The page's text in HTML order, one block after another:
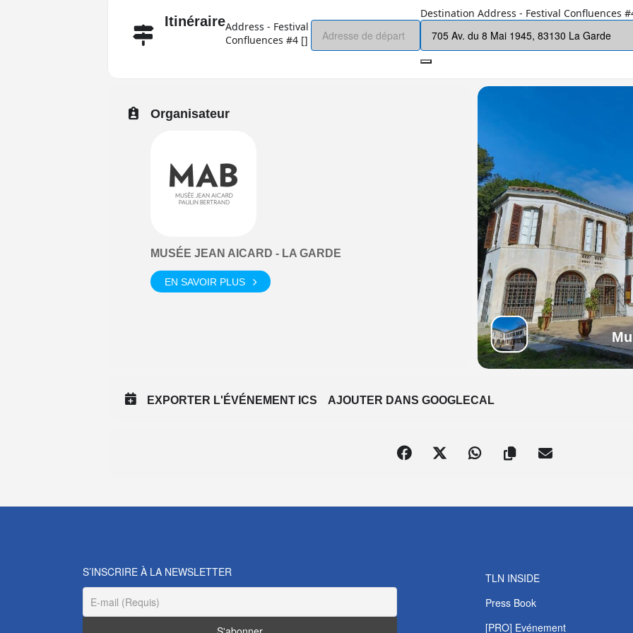
ItinéraireAddress - Festival
Confluences #4 []
Destination Address - Festival Confluences
Organisateur
MUSÉE JEAN AICARD - LA GARDE
EN SAVOIR PLUS
EXPORTER L'ÉVÉNEMENT ICS AJOUTER DANS GOOGLECAL
S’INSCRIRE À LA NEWSLETTER
TLN INSIDE
Press Book
[PRO] Evénement